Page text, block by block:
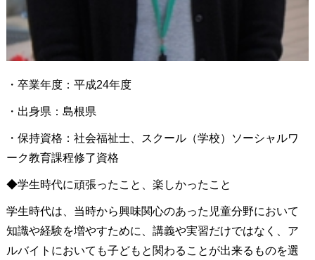
・卒業年度：平成24年度
・出身県：島根県
・保持資格：社会福祉士、スクール（学校）ソーシャルワ
ーク教育課程修了資格
◆学生時代に頑張ったこと、楽しかったこと
学生時代は、当時から興味関心のあった児童分野において
知識や経験を増やすために、講義や実習だけではなく、ア
ルバイトにおいても子どもと関わることが出来るものを選